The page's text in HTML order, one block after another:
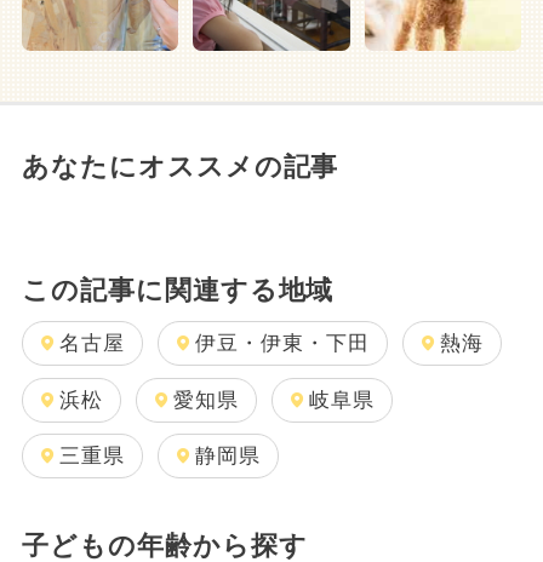
あなたにオススメの記事
この記事に関連する地域
名古屋 伊豆・伊東・下田 熱海
浜松 愛知県 岐阜県
三重県 静岡県
子どもの年齢から探す